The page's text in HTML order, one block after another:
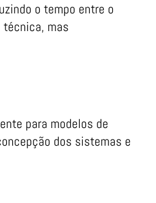
o tempo entre o
técnica, mas
para modelos de
dos sistemas e